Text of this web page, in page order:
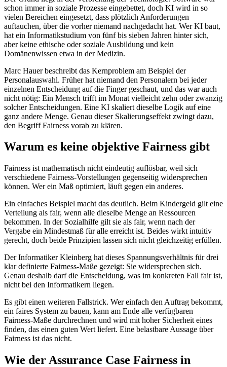
schon immer in soziale Prozesse eingebettet, doch KI wird in so
vielen Bereichen eingesetzt, dass plötzlich Anforderungen
auftauchen, über die vorher niemand nachgedacht hat. Wer KI baut,
hat ein Informatikstudium von fünf bis sieben Jahren hinter sich,
aber keine ethische oder soziale Ausbildung und kein
Domänenwissen etwa in der Medizin.
Marc Hauer beschreibt das Kernproblem am Beispiel der
Personalauswahl. Früher hat niemand den Personalern bei jeder
einzelnen Entscheidung auf die Finger geschaut, und das war auch
nicht nötig: Ein Mensch trifft im Monat vielleicht zehn oder zwanzig
solcher Entscheidungen. Eine KI skaliert dieselbe Logik auf eine
ganz andere Menge. Genau dieser Skalierungseffekt zwingt dazu,
den Begriff Fairness vorab zu klären.
Warum es keine objektive Fairness gibt
Fairness ist mathematisch nicht eindeutig auflösbar, weil sich
verschiedene Fairness-Vorstellungen gegenseitig widersprechen
können. Wer ein Maß optimiert, läuft gegen ein anderes.
Ein einfaches Beispiel macht das deutlich. Beim Kindergeld gilt eine
Verteilung als fair, wenn alle dieselbe Menge an Ressourcen
bekommen. In der Sozialhilfe gilt sie als fair, wenn nach der
Vergabe ein Mindestmaß für alle erreicht ist. Beides wirkt intuitiv
gerecht, doch beide Prinzipien lassen sich nicht gleichzeitig erfüllen.
Der Informatiker Kleinberg hat dieses Spannungsverhältnis für drei
klar definierte Fairness-Maße gezeigt: Sie widersprechen sich.
Genau deshalb darf die Entscheidung, was im konkreten Fall fair ist,
nicht bei den Informatikern liegen.
Es gibt einen weiteren Fallstrick. Wer einfach den Auftrag bekommt,
ein faires System zu bauen, kann am Ende alle verfügbaren
Fairness-Maße durchrechnen und wird mit hoher Sicherheit eines
finden, das einen guten Wert liefert. Eine belastbare Aussage über
Fairness ist das nicht.
Wie der Assurance Case Fairness in